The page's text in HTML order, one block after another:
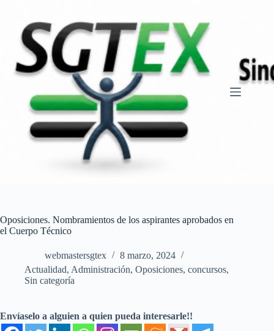
contenido
Oposiciones. Nombramientos de los aspirantes aprobados en
el Cuerpo Técnico
webmastersgtex
8 marzo, 2024
Actualidad, Administración, Oposiciones, concursos,
Sin categoría
Envíaselo a alguien a quien pueda interesarle!!